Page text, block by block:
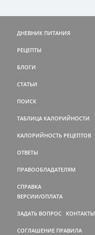
ДНЕВНИК ПИТАНИЯ
РЕЦЕПТЫ
БЛОГИ
СТАТЬИ
ПОИСК
ТАБЛИЦА КАЛОРИЙНОСТИ
КАЛОРИЙНОСТЬ РЕЦЕПТОВ
ОТВЕТЫ
ПРАВООБЛАДАТЕЛЯМ
СПРАВКА
ВЕРСИИ/ОПЛАТА
ЗАДАТЬ ВОПРОС КОНТАКТЫ
СОГЛАШЕНИЕ ПРАВИЛА